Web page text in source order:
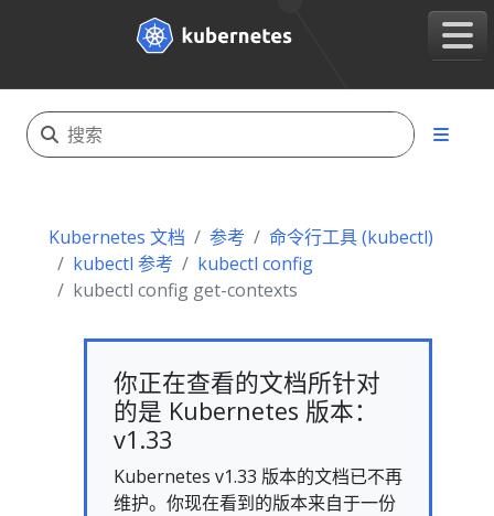
Kubernetes 文档 参考
命令行工具 (kubectl)
kubectl 参考
kubectl config
kubectl config get-contexts
你正在查看的文档所针对
的是 Kubernetes 版本：
v1.33
Kubernetes v1.33 版本的文档已不再
维护。你现在看到的版本来自于一份